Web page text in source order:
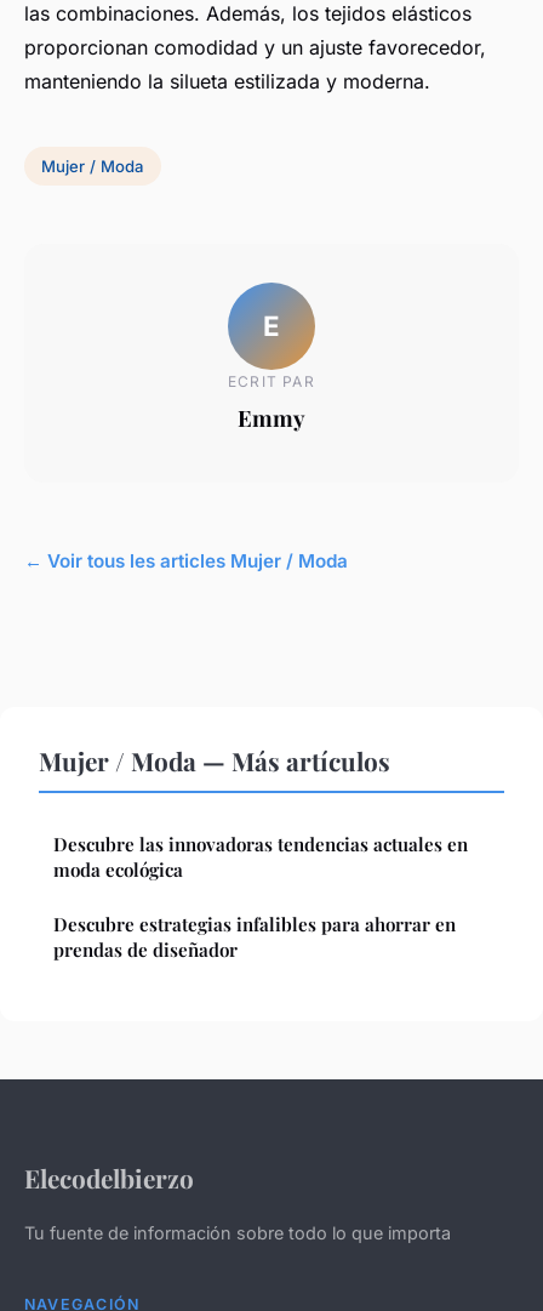
las combinaciones. Además, los tejidos elásticos
proporcionan comodidad y un ajuste favorecedor,
manteniendo la silueta estilizada y moderna.
Mujer / Moda
E
ECRIT PAR
Emmy
← Voir tous les articles Mujer / Moda
Mujer / Moda — Más artículos
Descubre las innovadoras tendencias actuales en
moda ecológica
Descubre estrategias infalibles para ahorrar en
prendas de diseñador
Elecodelbierzo
Tu fuente de información sobre todo lo que importa
NAVEGACIÓN